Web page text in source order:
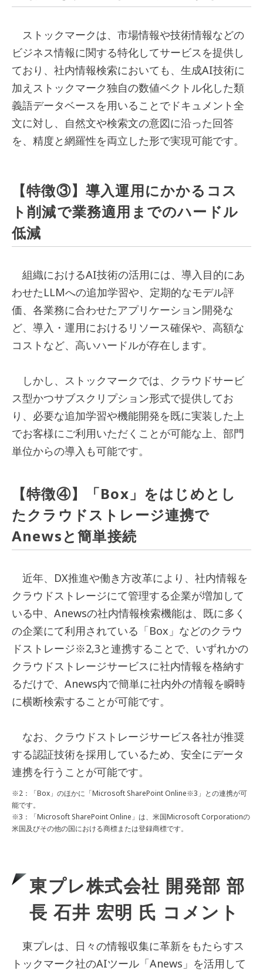
ストックマークは、市場情報や技術情報などの
ビジネス情報に関する特化してサービスを提供し
ており、社内情報検索においても、生成AI技術に
加えストックマーク独自の数値ベクトル化した類
義語データベースを用いることでドキュメント全
文に対し、自然文や検索文の意図に沿った回答
を、精度と網羅性を両立した形で実現可能です。
【特徴③】導入運用にかかるコス
ト削減で業務適用までのハードル
低減
組織におけるAI技術の活用には、導入目的にあ
わせたLLMへの追加学習や、定期的なモデル評
価、各業務に合わせたアプリケーション開発な
ど、導入・運用におけるリソース確保や、高額な
コストなど、高いハードルが存在します。
しかし、ストックマークでは、クラウドサービ
ス型かつサブスクリプション形式で提供してお
り、必要な追加学習や機能開発を既に実装した上
でお客様にご利用いただくことが可能な上、部門
単位からの導入も可能です。
【特徴④】「Box」をはじめとし
たクラウドストレージ連携で
Anewsと簡単接続
近年、DX推進や働き方改革により、社内情報を
クラウドストレージにて管理する企業が増加して
いる中、Anewsの社内情報検索機能は、既に多く
の企業にて利用されている「Box」などのクラウ
ドストレージ※2,3と連携することで、いずれかの
クラウドストレージサービスに社内情報を格納す
るだけで、Anews内で簡単に社内外の情報を瞬時
に横断検索することが可能です。
なお、クラウドストレージサービス各社が推奨
する認証技術を採用しているため、安全にデータ
連携を行うことが可能です。
※2：「Box」のほかに「Microsoft SharePoint Online※3」との連携が可
能です。
※3：「Microsoft SharePoint Online」は、米国Microsoft Corporationの
米国及びその他の国における商標または登録商標です。
東プレ株式会社 開発部 部
長 石井 宏明 氏 コメント
東プレは、日々の情報収集に革新をもたらすス
トックマーク社のAIツール「Anews」を活用して